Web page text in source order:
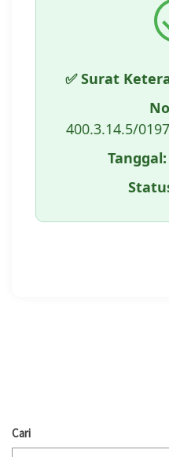
✅ Surat
400.3.14.5/
Tanggal:
Cari